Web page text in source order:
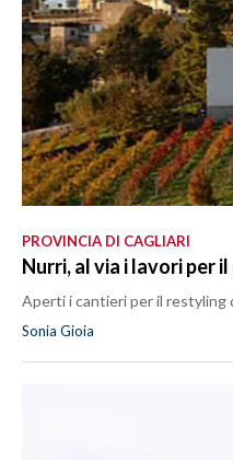
PROVINCIA DI CAGLIARI
Nurri, al via i lavori per
Aperti i cantieri per il restyling
Sonia Gioia